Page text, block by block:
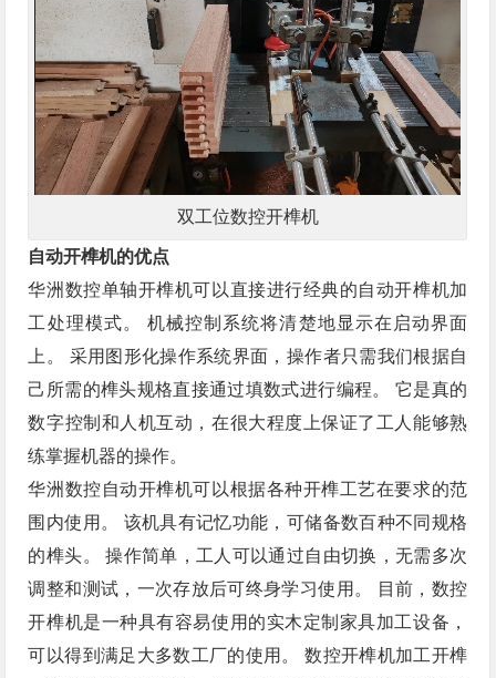
双工位数控开榫机
自动开榫机的优点
华洲数控单轴开榫机可以直接进行经典的自动开榫机加
工处理模式。 机械控制系统将清楚地显示在启动界面
上。 采用图形化操作系统界面，操作者只需我们根据自
己所需的榫头规格直接通过填数式进行编程。 它是真的
数字控制和人机互动，在很大程度上保证了工人能够熟
练掌握机器的操作。
华洲数控自动开榫机可以根据各种开榫工艺在要求的范
围内使用。 该机具有记忆功能，可储备数百种不同规格
的榫头。 操作简单，工人可以通过自由切换，无需多次
调整和测试，一次存放后可终身学习使用。 目前，数控
开榫机是一种具有容易使用的实木定制家具加工设备，
可以得到满足大多数工厂的使用。 数控开榫机加工开榫